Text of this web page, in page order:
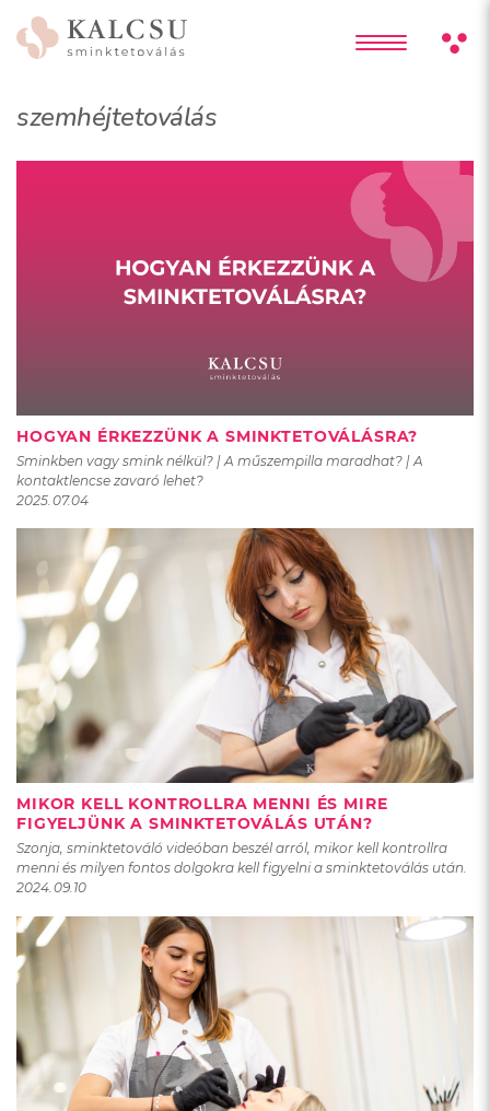
szemhéjtetoválás
HOGYAN ÉRKEZZÜNK A SMINKTETOVÁLÁSRA?
Sminkben vagy smink nélkül? | A műszempilla maradhat? | A
kontaktlencse zavaró lehet?
2025.07.04
MIKOR KELL KONTROLLRA MENNI ÉS MIRE
FIGYELJÜNK A SMINKTETOVÁLÁS UTÁN?
Szonja, sminktetováló videóban beszél arról, mikor kell kontrollra
menni és milyen fontos dolgokra kell figyelni a sminktetoválás után.
2024.09.10